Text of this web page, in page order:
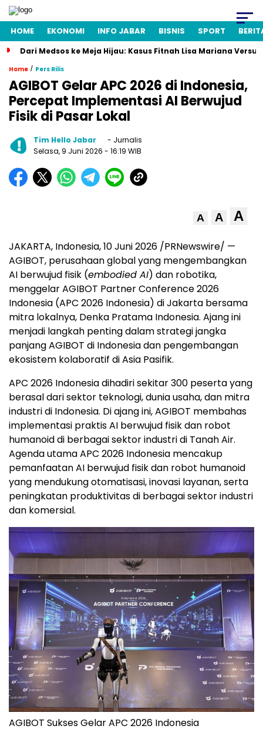
HOME EKONOMI INFO JABAR BISNIS SPORT
Dari Medsos ke Meja Hijau: Kasus Fitnah Lisa Mariana
Home / Pers Rilis
AGIBOT Gelar APC 2026 di Indonesia,
Percepat Implementasi AI Berwujud
Fisik di Pasar Lokal
Tim Hello Jabar
- Jurnalis
Selasa, 9 Juni 2026 - 16:19 WIB
A A A
JAKARTA, Indonesia, 10 Juni 2026 /PRNewswire/ —
AGIBOT, perusahaan global yang mengembangkan
AI berwujud fisik (embodied AI) dan robotika,
menggelar AGIBOT Partner Conference 2026
Indonesia (APC 2026 Indonesia) di Jakarta bersama
mitra lokalnya, Denka Pratama Indonesia. Ajang ini
menjadi langkah penting dalam strategi jangka
panjang AGIBOT di Indonesia dan pengembangan
ekosistem kolaboratif di Asia Pasifik.
APC 2026 Indonesia dihadiri sekitar 300 peserta yang
berasal dari sektor teknologi, dunia usaha, dan mitra
industri di Indonesia. Di ajang ini, AGIBOT membahas
implementasi praktis AI berwujud fisik dan robot
humanoid di berbagai sektor industri di Tanah Air.
Agenda utama APC 2026 Indonesia mencakup
pemanfaatan AI berwujud fisik dan robot humanoid
yang mendukung otomatisasi, inovasi layanan, serta
peningkatan produktivitas di berbagai sektor industri
dan komersial.
AGIBOT Sukses Gelar APC 2026 Indonesia